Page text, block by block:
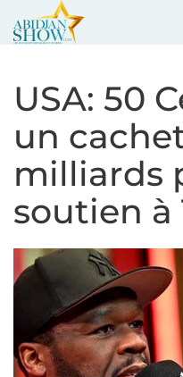
USA: 50
un
milliards
soutien